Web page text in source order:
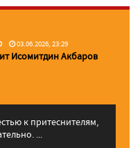
03.06.2026, 23:29
Исомитдин Акбаров
к притеснителям,
...